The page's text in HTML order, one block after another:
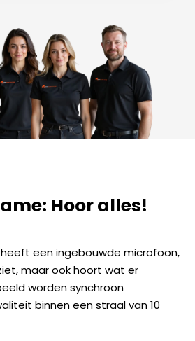
Hoor alles!
een ingebouwde microfoon,
maar ook hoort wat er
worden synchroon
binnen een straal van 10